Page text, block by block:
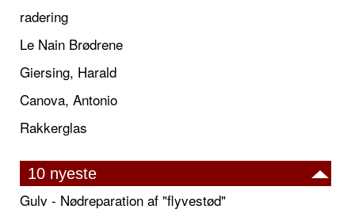
radering
Le Nain Brødrene
Giersing, Harald
Canova, Antonio
Rakkerglas
10 nyeste
Gulv - Nødreparation af "flyvestød"